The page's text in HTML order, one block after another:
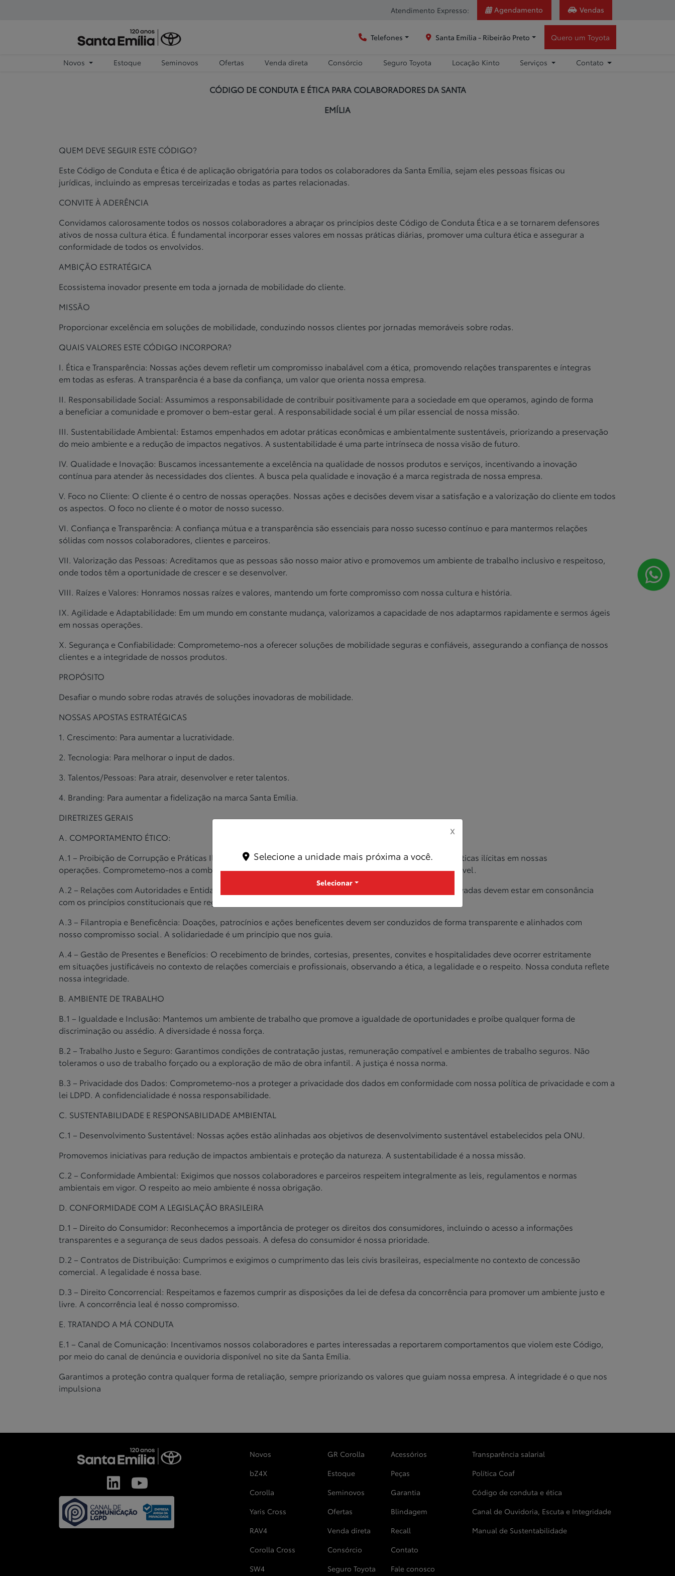
Atendimento Expresso: Agendamento Vendas
Telefones Santa Emília - Ribeirão Preto Quero um Toyota
Novos Estoque Seminovos Ofertas Venda direta Consórcio Seguro Toyota Locação Kinto Serviços Contato
CÓDIGO DE CONDUTA E ÉTICA PARA COLABORADORES DA SANTA
EMÍLIA
QUEM DEVE SEGUIR ESTE CÓDIGO?
Este Código de Conduta e Ética é de aplicação obrigatória para todos os colaboradores da Santa Emília, sejam eles pessoas físicas ou
jurídicas, incluindo as empresas terceirizadas e todas as partes relacionadas.
CONVITE À ADERÊNCIA
Convidamos calorosamente todos os nossos colaboradores a abraçar os princípios deste Código de Conduta Ética e a se tornarem defensores
ativos de nossa cultura ética. É fundamental incorporar esses valores em nossas práticas diárias, promover uma cultura ética e assegurar a
conformidade de todos os envolvidos.
AMBIÇÃO ESTRATÉGICA
Ecossistema inovador presente em toda a jornada de mobilidade do cliente.
MISSÃO
Proporcionar excelência em soluções de mobilidade, conduzindo nossos clientes por jornadas memoráveis sobre rodas.
QUAIS VALORES ESTE CÓDIGO INCORPORA?
I. Ética e Transparência: Nossas ações devem refletir um compromisso inabalável com a ética, promovendo relações transparentes e íntegras
em todas as esferas. A transparência é a base da confiança, um valor que orienta nossa empresa.
II. Responsabilidade Social: Assumimos a responsabilidade de contribuir positivamente para a sociedade em que operamos, agindo de forma
a beneficiar a comunidade e promover o bem-estar geral. A responsabilidade social é um pilar essencial de nossa missão.
III. Sustentabilidade Ambiental: Estamos empenhados em adotar práticas econômicas e ambientalmente sustentáveis, priorizando a preservação
do meio ambiente e a redução de impactos negativos. A sustentabilidade é uma parte intrínseca de nossa visão de futuro.
IV. Qualidade e Inovação: Buscamos incessantemente a excelência na qualidade de nossos produtos e serviços, incentivando a inovação
contínua para atender às necessidades dos clientes. A busca pela qualidade e inovação é a marca registrada de nossa empresa.
V. Foco no Cliente: O cliente é o centro de nossas operações. Nossas ações e decisões devem visar a satisfação e a valorização do cliente em todos
os aspectos. O foco no cliente é o motor de nosso sucesso.
VI. Confiança e Transparência: A confiança mútua e a transparência são essenciais para nosso sucesso contínuo e para mantermos relações
sólidas com nossos colaboradores, clientes e parceiros.
VII. Valorização das Pessoas: Acreditamos que as pessoas são nosso maior ativo e promovemos um ambiente de trabalho inclusivo e respeitoso,
ondetodos têm a oportunidade de crescer e se desenvolver.
VIII. Raízes e Valores: Honramos nossas raízes e valores, mantendo um forte compromisso com nossa cultura e história.
IX. Agilidade e Adaptabilidade: Em um mundo em constante mudança, valorizamos a capacidade de nos adaptarmos rapidamente e sermos ágeis
em nossas operações.
X. Segurança e Confiabilidade: Comprometemo-nos a oferecer soluções de mobilidade seguras e confiáveis, assegurando a confiança de nossos
clientes e a integridade de nossos produtos.
PROPÓSITO
Desafiar o mundo sobre rodas através de soluções inovadoras de mobilidade.
NOSSAS APOSTAS ESTRATÉGICAS
1. Crescimento: Para aumentar a lucratividade.
2. Tecnologia: Para melhorar o input de dados.
3. Talentos/Pessoas: Para atrair, desenvolver e reter talentos.
4. Branding: Para aumentar a fidelização na marca Santa Emília.
DIRETRIZES GERAIS
A. COMPORTAMENTO ÉTICO:
A.1 – Proibição de Corrupção e Práticas Ilícitas: Repudiamos qualquerforma de corrupção, suborno ou práticas ilícitas em nossas
operações. Comprometemo-nos a combater tais comportamentos com rigor. Nossaintegridade é inegociável.
A.2 – Relações com Autoridades e Entidades: Nossas interações comautoridades públicas e entidades privadas devem estar em consonância
com os princípios constitucionais que regem nossa atuação. A legalidade é a base
A.3 – Filantropia e Beneficência: Doações, patrocínios e ações beneficentes devem ser conduzidos de forma transparente e alinhados com
nosso compromisso social. A solidariedade é um princípio que nos guia.
A.4 – Gestão de Presentes e Benefícios: O recebimento de brindes, cortesias, presentes, convites e hospitalidades deve ocorrer estritamente
em situações justificáveis no contexto de relações comerciais e profissionais, observando a ética, a legalidade e o respeito. Nossa conduta reflete
nossa integridade.
B. AMBIENTE DE TRABALHO
B.1 – Igualdade e Inclusão: Mantemos um ambiente de trabalho que promove a igualdade de oportunidades e proíbe qualquer forma de
discriminação ou assédio. A diversidade é nossa força.
B.2 – Trabalho Justo e Seguro: Garantimos condições de contratação justas, remuneração compatível e ambientes de trabalho seguros. Não
toleramos o uso de trabalho forçado ou a exploração de mão de obra infantil. A justiça é nossa norma.
B.3 – Privacidade dos Dados: Comprometemo-nos a proteger a privacidade dos dados em conformidade com nossa política de privacidade e com a
lei LDPD. A confidencialidade é nossa responsabilidade.
C. SUSTENTABILIDADE E RESPONSABILIDADE AMBIENTAL
C.1 – Desenvolvimento Sustentável: Nossas ações estão alinhadas aos objetivos de desenvolvimento sustentável estabelecidos pela ONU.
Promovemos iniciativas para redução de impactos ambientais e proteção da natureza. A sustentabilidade é a nossa missão.
C.2 – Conformidade Ambiental: Exigimos que nossos colaboradores e parceiros respeitem integralmente as leis, regulamentos e normas
ambientais em vigor. O respeito ao meio ambiente é nossa obrigação.
D. CONFORMIDADE COM A LEGISLAÇÃO BRASILEIRA
D.1 – Direito do Consumidor: Reconhecemos a importância de proteger os direitos dos consumidores, incluindo o acesso a informações
transparentes e a segurança de seus dados pessoais. A defesa do consumidor é nossa prioridade.
D.2 – Contratos de Distribuição: Cumprimos e exigimos o cumprimento das leis civis brasileiras, especialmente no contexto de concessão
comercial. A legalidade é nossa base.
D.3 – Direito Concorrencial: Respeitamos e fazemos cumprir as disposições da lei de defesa da concorrência para promover um ambiente justo e
livre. A concorrência leal é nosso compromisso.
E. TRATANDO A MÁ CONDUTA
E.1 – Canal de Comunicação: Incentivamos nossos colaboradores e partes interessadas a reportarem comportamentos que violem este Código,
por meio do canal de denúncia e ouvidoria disponível no site da Santa Emília.
Garantimos a proteção contra qualquer forma de retaliação, sempre priorizando os valores que guiam nossa empresa. A integridade é o que nos
impulsiona
Novos
bZ4X
Corolla
Yaris Cross
RAV4
Corolla Cross
SW4
GR Corolla
Estoque
Seminovos
Ofertas
Venda direta
Consórcio
Seguro Toyota
Acessórios
Peças
Garantia
Blindagem
Recall
Contato
Fale conosco
Transparência salarial
Política Coaf
Código de conduta e ética
Canal de Ouvidoria, Escuta e Integridade
Manual de Sustentabilidade
X
Selecione a unidade mais próxima a você.
Selecionar